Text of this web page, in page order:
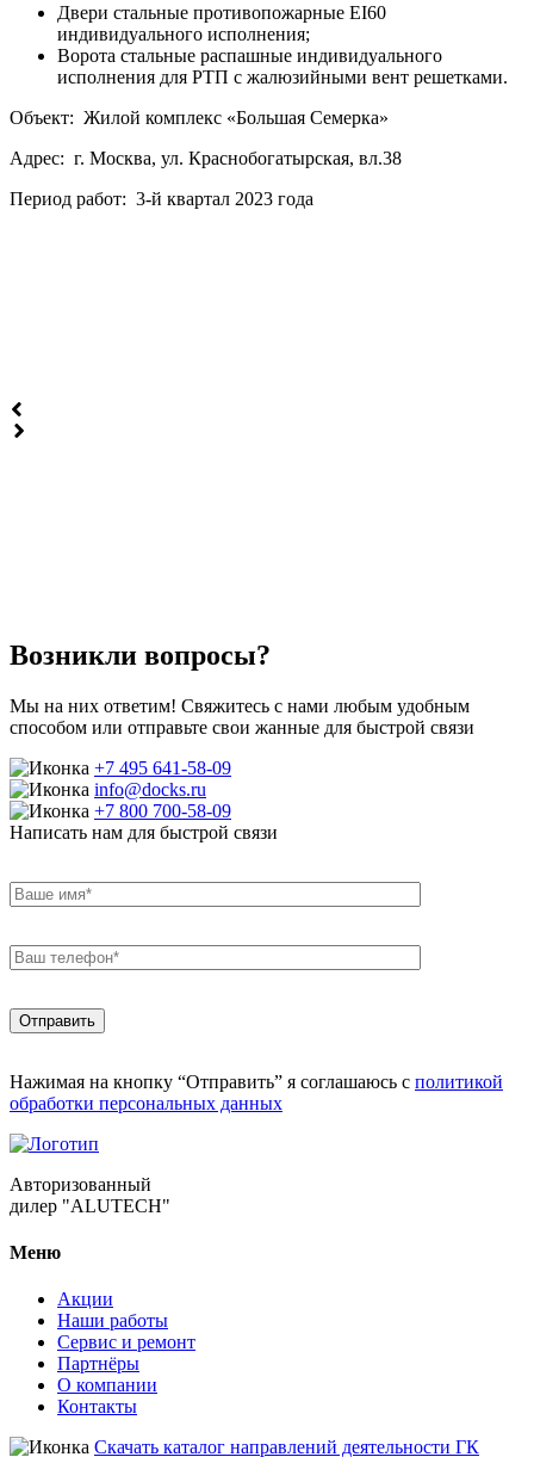
Двери стальные противопожарные EI60
индивидуального исполнения;
Ворота стальные распашные индивидуального
исполнения для РТП с жалюзийными вент решетками.
Объект: Жилой комплекс «Большая Семерка»
Адрес: г. Москва, ул. Краснобогатырская, вл.38
Период работ: 3-й квартал 2023 года
Возникли вопросы?
Мы на них ответим! Свяжитесь с нами любым удобным
способом или отправьте свои жанные для быстрой связи
+7 495 641-58-09
info@docks.ru
+7 800 700-58-09
Написать нам для быстрой связи
Нажимая на кнопку “Отправить” я соглашаюсь с политикой
обработки персональных данных
Авторизованный
дилер "ALUTECH"
Меню
Акции
Наши работы
Сервис и ремонт
Партнёры
О компании
Контакты
Скачать каталог направлений деятельности ГК